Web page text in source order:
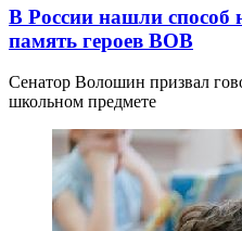
В России нашли способ
память героев ВОВ
Сенатор Волошин призвал
школьном предмете